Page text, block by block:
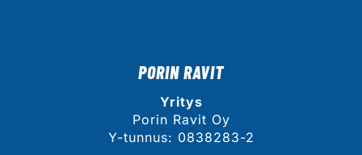
PORIN RAVIT
Yritys
Porin Ravit Oy
Y-tunnus: 0838283-2